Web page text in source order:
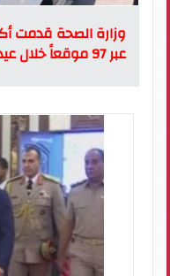
عبر 97 موقعاً خلال عيد الأضحى 2026